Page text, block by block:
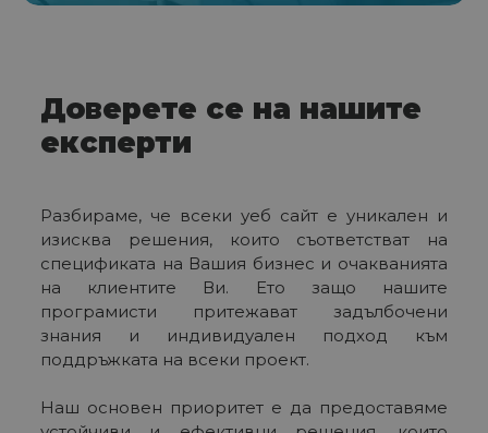
Доверете се на нашите
експерти
Разбираме, че всеки уеб сайт е уникален и
изисква решения, които съответстват на
спецификата на Вашия бизнес и очакванията
на клиентите Ви. Ето защо нашите
програмисти притежават задълбочени
знания и индивидуален подход към
поддръжката на всеки проект.
Наш основен приоритет е да предоставяме